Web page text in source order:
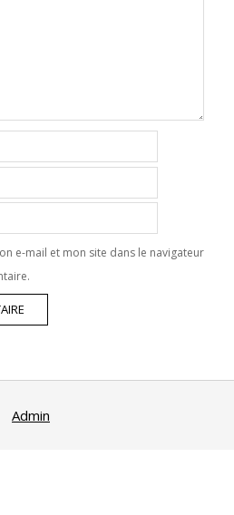
e-mail et mon site dans le navigateur
Admin